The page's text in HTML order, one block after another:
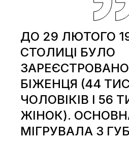
ДО 29 ЛЮТОГО
СТОЛИЦІ БУЛО
ЗАРЕЄСТРОВАНО
БІЖЕНЦЯ (44
ЧОЛОВІКІВ І 56
ЖІНОК).
МІГРУВАЛА З